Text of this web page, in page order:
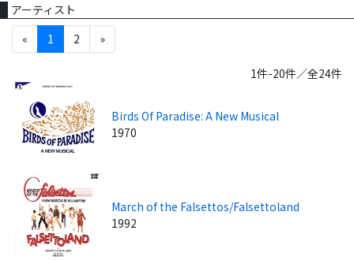
アーティスト
«
1 2 »
1件-20件／全24件
Birds Of Paradise: A New Musical
1970
March of the Falsettos/Falsettoland
1992